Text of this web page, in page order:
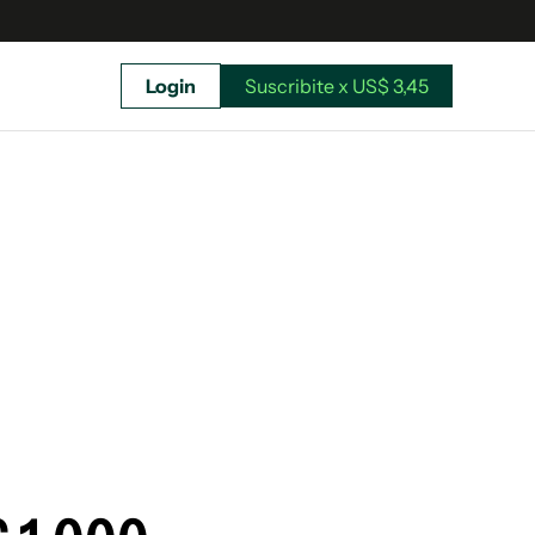
Suscribite x US$ 3,45
Login Suscribite x US$ 3,45